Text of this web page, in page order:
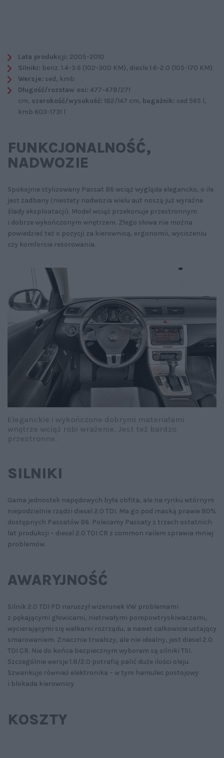
Lata produkcji: 2005-2010
Silniki: benz. 1.4-3.6 (102-300 KM), diesle 1.6-2.0 (105-170 KM)
Wersje: sed, kmb
Długość/rozstaw osi: 477-478/271
cm, szerokość/wysokość: 182/147 cm, bagażnik: sed 565 l,
kmb 603-1731 l
FUNKCJONALNOŚĆ‚
NADWOZIE
Spokojnie stylizowany Passat B6 wciąż wygląda elegancko, o ile
jest zadbany (niestety nadwozia wielu aut noszą już wyraźne
ślady eksploatacji). Model wciąż przekonuje przestronnym
i dobrze wykończonym wnętrzem. Złego słowa nie można
powiedzieć też o pozycji za kierownicą, ergonomii, wyciszeniu
czy komforcie resorowania.
SILNIKI
Gama jednostek napędowych była obfita, ale na rynku wtórnym
niepodzielnie rządzi diesel 2.0 TDI. Ma go pod maską prawie 80%
dostępnych Passatów B6. Polecamy Passaty z trzech ostatnich
lat produkcji – diesel 2.0 TDI CR z common railem sprawia mniej
problemów.
AWARYJNOŚĆ
Silnik 2.0 TDI PD naruszył wizerunek VW problemami
z pękającymi głowicami, nietrwałymi pompowtryskiwaczami,
wycierającymi się wałkami rozrządu, a nawet całkowicie ustający
smarowaniem. Znacznie trwalszy, ale nie idealny, jest diesel 2.0
TDI CR. Nie do końca bezpiecznym wyborem są silniki TSI.
Szczególnie wersje 1.8/2.0 potrafią palić duże ilości oleju.
Szwankuje również elektronika – w tym hamulec postojowy
i blokada kierownicy
KOSZTY